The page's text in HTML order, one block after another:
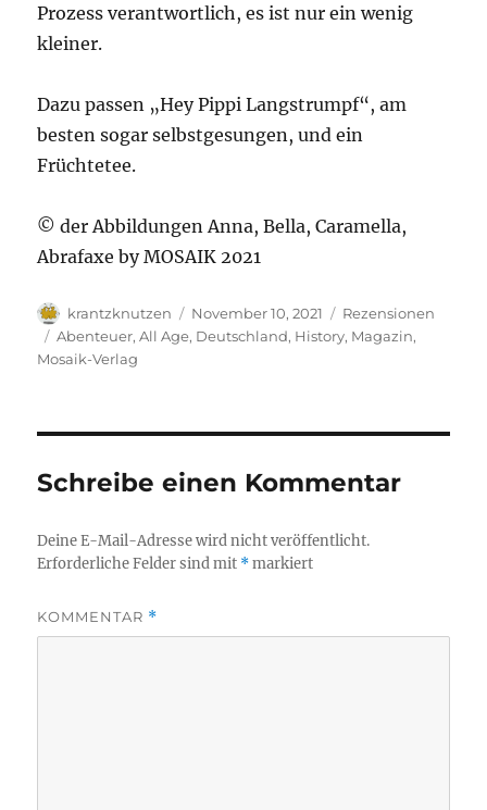
Prozess verantwortlich, es ist nur ein wenig
kleiner.
Dazu passen „Hey Pippi Langstrumpf“, am
besten sogar selbstgesungen, und ein
Früchtetee.
© der Abbildungen Anna, Bella, Caramella,
Abrafaxe by MOSAIK 2021
Autor
krantzknutzen
Veröffentlicht
am
November 10, 2021 Kategorien
Rezensionen
Schlagwörter
Abenteuer,All Age, Deutschland, History, Magazin,
Mosaik-Verlag
Schreibe einen Kommentar
Deine E-Mail-Adresse wird nicht veröffentlicht.
Erforderliche Felder sind mit *markiert
KOMMENTAR *